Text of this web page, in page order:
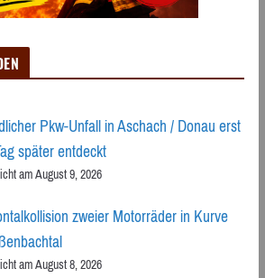
Pkw-Unfall in Aschach / Donau erst
später entdeckt
am August 9, 2026
zweier Motorräder in Kurve
am August 8, 2026